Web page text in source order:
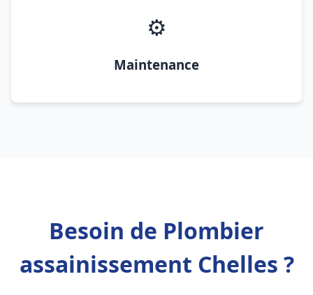
⚙️
Maintenance
Besoin de Plombier
assainissement Chelles ?